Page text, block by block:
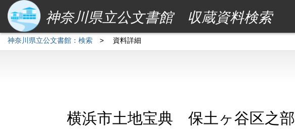
神奈川県立公文書館 収蔵資料検索
神奈川県立公文書館：検索 > 資料詳細
横浜市土地宝典 保土ヶ谷区之部